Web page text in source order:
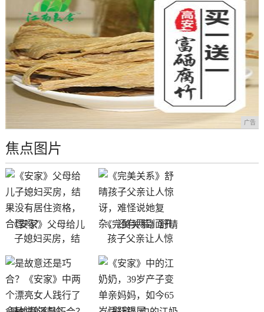
广告
焦点图片
《安家》父母给儿
子媳妇买房，结
《完美关系》舒晴
孩子父亲让人惊